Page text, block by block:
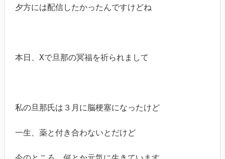
夕方には配信したかったんですけどね
本日、Xで旦那の冥福を祈られまして
私の旦那氏は３月に脳梗塞になったけど
一生、薬と付き合わないとだけど